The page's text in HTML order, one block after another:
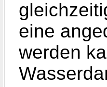
eine
werden